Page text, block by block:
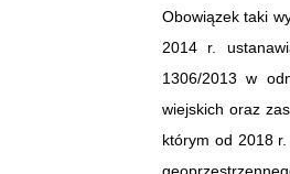
Obowiązek taki
2014 r.
1306/2013 w
wiejskich oraz
którym od 2018